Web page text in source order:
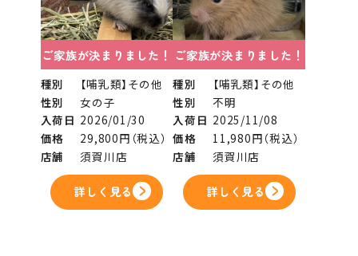
ご家族が決まりました！
種別
【哺乳類】その他
性別
女の子
入荷日 2026/01/30
価格
29,800円（税込）
店舗
須賀川店
詳しく見る
ご家族が決まりました！
種別
【哺乳類】その他
性別
不明
入荷日 2025/11/08
価格
11,980円（税込）
店舗
須賀川店
詳しく見る